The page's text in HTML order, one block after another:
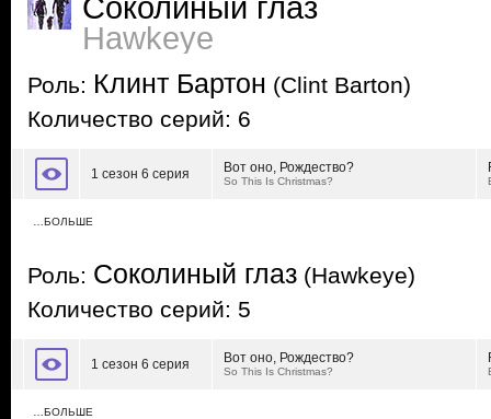
Соколиный глаз
Hawkeye
Роль: Клинт Бартон (Clint Barton)
Количество серий: 6
1 сезон 6 серия Вот оно, Рождество?
So This Is Christmas?
…БОЛЬШЕ
Роль: Соколиный глаз (Hawkeye)
Количество серий: 5
1 сезон 6 серия Вот оно, Рождество?
So This Is Christmas?
…БОЛЬШЕ